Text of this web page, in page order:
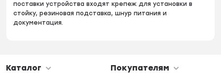
поставки устройства входят крепеж для установки в
стойку, резиновая подставка, шнур питания и
документация.
Каталог Покупателям